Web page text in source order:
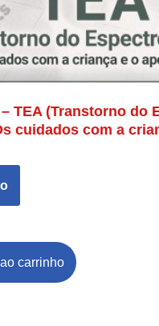
TEA (Transtorno do
cuidados com a
carrinho